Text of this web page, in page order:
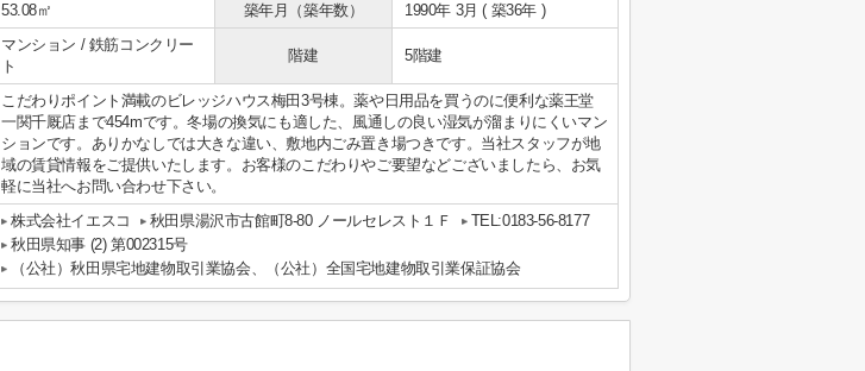
53.08㎡ 築年月（築年数） 1990年 3月 ( 築36年 )
マンション / 鉄筋コンクリー
ト
階建 5階建
こだわりポイント満載のビレッジハウス梅田3号棟。薬や日用品を買うのに便利な薬王堂
一関千厩店まで454mです。冬場の換気にも適した、風通しの良い湿気が溜まりにくいマン
ションです。ありかなしでは大きな違い、敷地内ごみ置き場つきです。当社スタッフが地
域の賃貸情報をご提供いたします。お客様のこだわりやご要望などございましたら、お気
軽に当社へお問い合わせ下さい。
株式会社イエスコ 秋田県湯沢市古館町8-80 ノールセレスト１Ｆ
TEL:0183-56-8177
秋田県知事 (2) 第002315号
（公社）秋田県宅地建物取引業協会、（公社）全国宅地建物取引業保証協会